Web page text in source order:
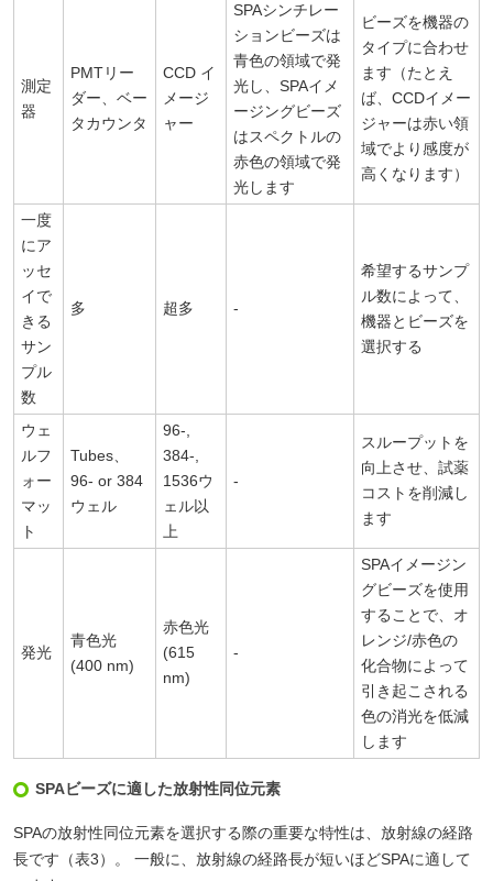
測定
器
PMTリー
ダー、ベー
タカウンタ
CCD イ
メージ
ャー
SPAシンチレー
ションビーズは
青色の領域で発
光し、SPAイメ
ージングビーズ
はスペクトルの
赤色の領域で発
光します
ビーズを機器の
タイプに合わせ
ます（たとえ
ば、CCDイメー
ジャーは赤い領
域でより感度が
高くなります）
一度
にア
ッセ
イで
きる
サン
プル
数
多 超多 -
希望するサンプ
ル数によって、
機器とビーズを
選択する
ウェ
ルフ
ォー
マッ
ト
Tubes、
96- or 384
ウェル
96-,
384-,
1536ウ
ェル以
上
-
スループットを
向上させ、試薬
コストを削減し
ます
発光
青色光
(400 nm)
赤色光
(615
nm)
-
SPAイメージン
グビーズを使用
することで、オ
レンジ/赤色の
化合物によって
引き起こされる
色の消光を低減
します
SPAビーズに適した放射性同位元素
SPAの放射性同位元素を選択する際の重要な特性は、放射線の経路
長です（表3）。 一般に、放射線の経路長が短いほどSPAに適して